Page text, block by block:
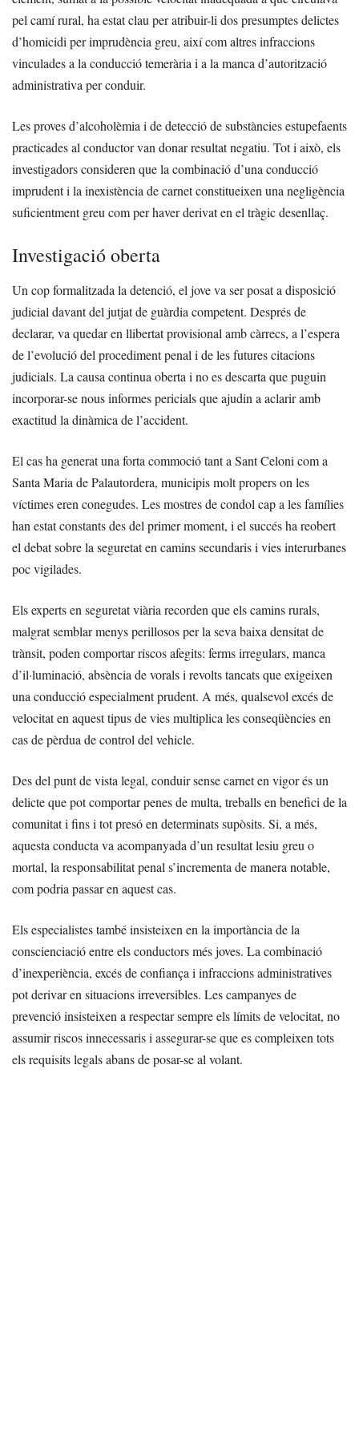
pel camí rural, ha estat clau per atribuir-li dos presumptes delictes
d’homicidi per imprudència greu, així com altres infraccions
vinculades a la conducció temerària i a la manca d’autorització
administrativa per conduir.
Les proves d’alcoholèmia i de detecció de substàncies estupefaents
practicades al conductor van donar resultat negatiu. Tot i això, els
investigadors consideren que la combinació d’una conducció
imprudent i la inexistència de carnet constitueixen una negligència
suficientment greu com per haver derivat en el tràgic desenllaç.
Investigació oberta
Un cop formalitzada la detenció, el jove va ser posat a disposició
judicial davant del jutjat de guàrdia competent. Després de
declarar, va quedar en llibertat provisional amb càrrecs, a l’espera
de l’evolució del procediment penal i de les futures citacions
judicials. La causa continua oberta i no es descarta que puguin
incorporar-se nous informes pericials que ajudin a aclarir amb
exactitud la dinàmica de l’accident.
El cas ha generat una forta commoció tant a Sant Celoni com a
Santa Maria de Palautordera, municipis molt propers on les
víctimes eren conegudes. Les mostres de condol cap a les famílies
han estat constants des del primer moment, i el succés ha reobert
el debat sobre la seguretat en camins secundaris i vies interurbanes
poc vigilades.
Els experts en seguretat viària recorden que els camins rurals,
malgrat semblar menys perillosos per la seva baixa densitat de
trànsit, poden comportar riscos afegits: ferms irregulars, manca
d’il·luminació, absència de vorals i revolts tancats que exigeixen
una conducció especialment prudent. A més, qualsevol excés de
velocitat en aquest tipus de vies multiplica les conseqüències en
cas de pèrdua de control del vehicle.
Des del punt de vista legal, conduir sense carnet en vigor és un
delicte que pot comportar penes de multa, treballs en benefici de la
comunitat i fins i tot presó en determinats supòsits. Si, a més,
aquesta conducta va acompanyada d’un resultat lesiu greu o
mortal, la responsabilitat penal s’incrementa de manera notable,
com podria passar en aquest cas.
Els especialistes també insisteixen en la importància de la
conscienciació entre els conductors més joves. La combinació
d’inexperiència, excés de confiança i infraccions administratives
pot derivar en situacions irreversibles. Les campanyes de
prevenció insisteixen a respectar sempre els límits de velocitat, no
assumir riscos innecessaris i assegurar-se que es compleixen tots
els requisits legals abans de posar-se al volant.